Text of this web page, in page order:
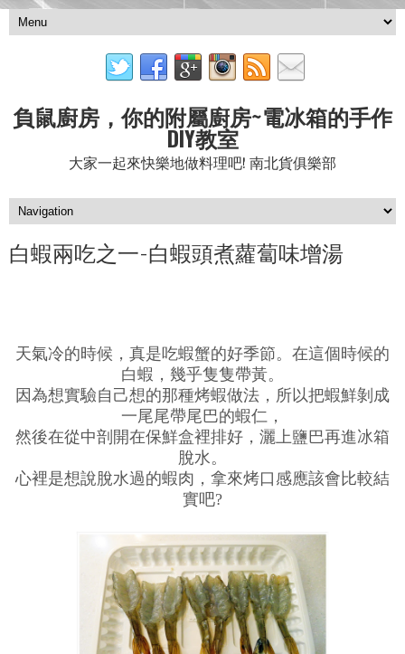
負鼠廚房，你的附屬廚房~電冰箱的手作
DIY教室
大家一起來快樂地做料理吧! 南北貨俱樂部
白蝦兩吃之一-白蝦頭煮蘿蔔味增湯
天氣冷的時候，真是吃蝦蟹的好季節。在這個時候的
白蝦，幾乎隻隻帶黃。
因為想實驗自己想的那種烤蝦做法，所以把蝦鮮剝成
一尾尾帶尾巴的蝦仁，
然後在從中剖開在保鮮盒裡排好，灑上鹽巴再進冰箱
脫水。
心裡是想說脫水過的蝦肉，拿來烤口感應該會比較結
實吧?